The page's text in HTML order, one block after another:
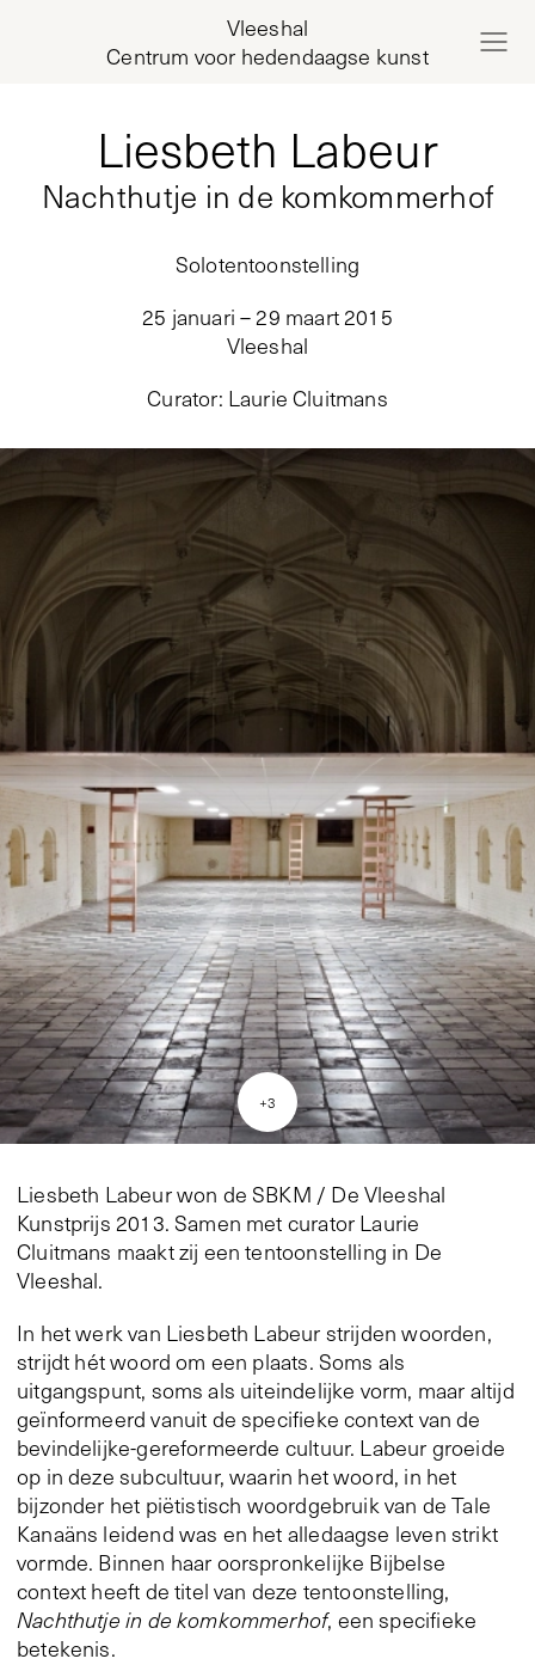
Vleeshal
Centrum voor hedendaagse kunst
Nachthutje in de komkommerhof
Liesbeth Labeur
Solotentoonstelling
25 januari – 29 maart 2015
Vleeshal
Curator: Laurie Cluitmans
+3
Liesbeth Labeur won de SBKM / De Vleeshal
Kunstprijs 2013. Samen met curator Laurie
Cluitmans maakt zij een tentoonstelling in De
Vleeshal.
In het werk van Liesbeth Labeur strijden woorden,
strijdt hét woord om een plaats. Soms als
uitgangspunt, soms als uiteindelijke vorm, maar altijd
geïnformeerd vanuit de specifieke context van de
bevindelijke-gereformeerde cultuur. Labeur groeide
op in deze subcultuur, waarin het woord, in het
bijzonder het piëtistisch woordgebruik van de Tale
Kanaäns leidend was en het alledaagse leven strikt
vormde. Binnen haar oorspronkelijke Bijbelse
context heeft de titel van deze tentoonstelling,
Nachthutje in de komkommerhof, een specifieke
betekenis.